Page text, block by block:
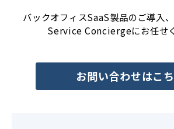
バックオフィスSaaS製品のご導入
Service Conciergeにお任せく
お問い合わせはこ